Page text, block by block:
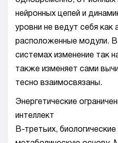
нейронных цепей и
уровни не ведут себя как
расположенные модули. В
системах изменение так
также изменяет сами
тесно взаимосвязаны.
Энергетические
интеллект
В-третьих,